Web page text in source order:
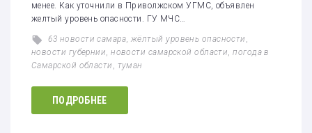
менее. Как уточнили в Приволжском УГМС, объявлен
желтый уровень опасности. ГУ МЧС…
63 новости самара,жёлтый уровень опасности ,
новости губернии,новости самарской области,погода в
Самарской области , туман
ПОДРОБНЕЕ